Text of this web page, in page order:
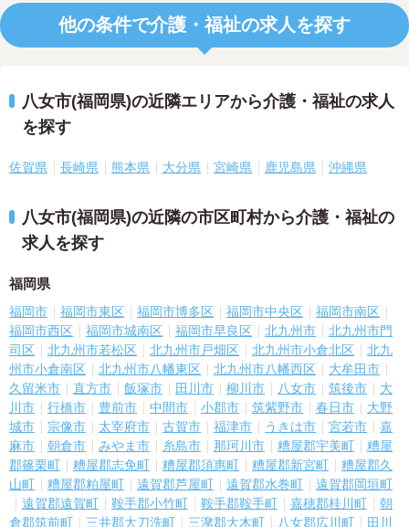
他の条件で介護・福祉の求人を探す
八女市(福岡県)の近隣エリアから介護・福祉の求人
を探す
佐賀県 長崎県 熊本県 大分県 宮崎県 鹿児島県 沖縄県
八女市(福岡県)の近隣の市区町村から介護・福祉の
求人を探す
福岡県
福岡市 福岡市東区 福岡市博多区 福岡市中央区
福岡市南区
福岡市西区
福岡市城南区 福岡市早良区 北九州市
北九州市門
司区
北九州市若松区 北九州市戸畑区 北九州市小倉北区
北九
州市小倉南区
北九州市八幡東区 北九州市八幡西区
大牟田市
久留米市
直方市 飯塚市 田川市 柳川市 八女市 筑後市
大
川市
行橋市 豊前市 中間市 小郡市 筑紫野市 春日市
大野
城市
宗像市 太宰府市 古賀市 福津市 うきは市 宮若市
嘉
麻市
朝倉市 みやま市 糸島市 那珂川市 糟屋郡宇美町
糟屋
郡篠栗町
糟屋郡志免町 糟屋郡須惠町 糟屋郡新宮町
糟屋郡久
山町
糟屋郡粕屋町 遠賀郡芦屋町 遠賀郡水巻町
遠賀郡岡垣町
遠賀郡遠賀町
鞍手郡小竹町 鞍手郡鞍手町 嘉穂郡桂川町
朝
倉郡筑前町
三井郡大刀洗町 三潴郡大木町 八女郡広川町
田川